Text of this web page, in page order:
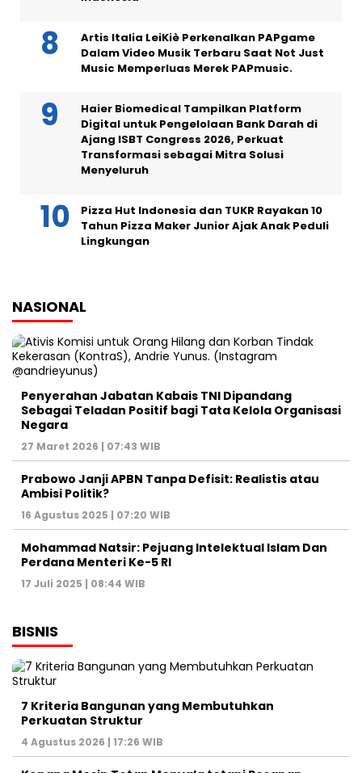
Artis Italia LeiKiè Perkenalkan PAPgame
Dalam Video Musik Terbaru Saat Not Just
Music Memperluas Merek PAPmusic.
Haier Biomedical Tampilkan Platform
Digital untuk Pengelolaan Bank Darah di
Ajang ISBT Congress 2026, Perkuat
Transformasi sebagai Mitra Solusi
Menyeluruh
Pizza Hut Indonesia dan TUKR Rayakan 10
Tahun Pizza Maker Junior Ajak Anak Peduli
Lingkungan
NASIONAL
Penyerahan Jabatan Kabais TNI Dipandang
Sebagai Teladan Positif bagi Tata Kelola Organisasi
Negara
27 Maret 2026 | 07:43 WIB
Prabowo Janji APBN Tanpa Defisit: Realistis atau
Ambisi Politik?
16 Agustus 2025 | 07:20 WIB
Mohammad Natsir: Pejuang Intelektual Islam Dan
Perdana Menteri Ke-5 RI
17 Juli 2025 | 08:44 WIB
BISNIS
7 Kriteria Bangunan yang Membutuhkan
Perkuatan Struktur
4 Agustus 2026 | 17:26 WIB